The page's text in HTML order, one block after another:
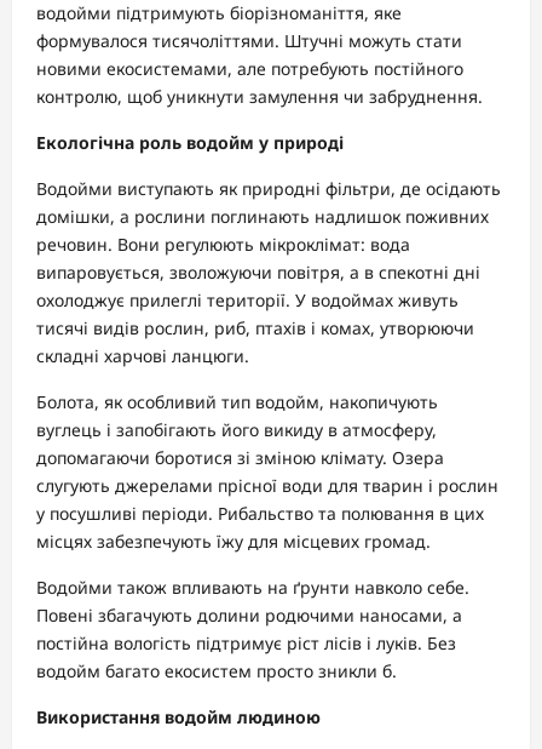
водойми підтримують біорізноманіття, яке
формувалося тисячоліттями. Штучні можуть стати
новими екосистемами, але потребують постійного
контролю, щоб уникнути замулення чи забруднення.
Екологічна роль водойм у природі
Водойми виступають як природні фільтри, де осідають
домішки, а рослини поглинають надлишок поживних
речовин. Вони регулюють мікроклімат: вода
випаровується, зволожуючи повітря, а в спекотні дні
охолоджує прилеглі території. У водоймах живуть
тисячі видів рослин, риб, птахів і комах, утворюючи
складні харчові ланцюги.
Болота, як особливий тип водойм, накопичують
вуглець і запобігають його викиду в атмосферу,
допомагаючи боротися зі зміною клімату. Озера
слугують джерелами прісної води для тварин і рослин
у посушливі періоди. Рибальство та полювання в цих
місцях забезпечують їжу для місцевих громад.
Водойми також впливають на ґрунти навколо себе.
Повені збагачують долини родючими наносами, а
постійна вологість підтримує ріст лісів і луків. Без
водойм багато екосистем просто зникли б.
Використання водойм людиною